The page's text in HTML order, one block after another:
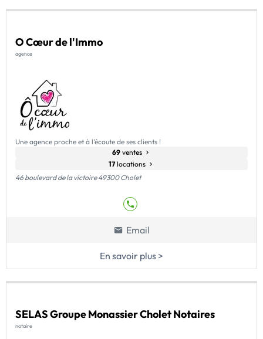
O Cœur de l'Immo
agence
Une agence proche et à l'écoute de ses clients !
69 ventes
17 locations
46 boulevard de la victoire 49300 Cholet
Email
En savoir plus >
SELAS Groupe Monassier Cholet Notaires
notaire